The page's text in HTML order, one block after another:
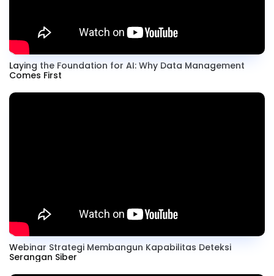
Laying the Foundation for AI: Why Data Management
Comes First
Webinar Strategi Membangun Kapabilitas Deteksi
Serangan Siber